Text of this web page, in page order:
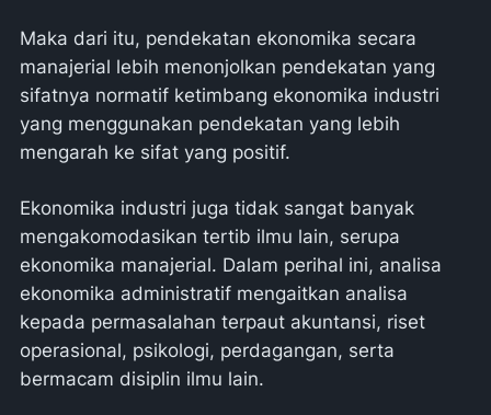
Maka dari itu, pendekatan ekonomika secara
manajerial lebih menonjolkan pendekatan yang
sifatnya normatif ketimbang ekonomika industri
yang menggunakan pendekatan yang lebih
mengarah ke sifat yang positif.
Ekonomika industri juga tidak sangat banyak
mengakomodasikan tertib ilmu lain, serupa
ekonomika manajerial. Dalam perihal ini, analisa
ekonomika administratif mengaitkan analisa
kepada permasalahan terpaut akuntansi, riset
operasional, psikologi, perdagangan, serta
bermacam disiplin ilmu lain.